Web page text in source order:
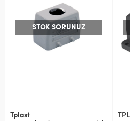
STOK SORUNUZ
Tplast